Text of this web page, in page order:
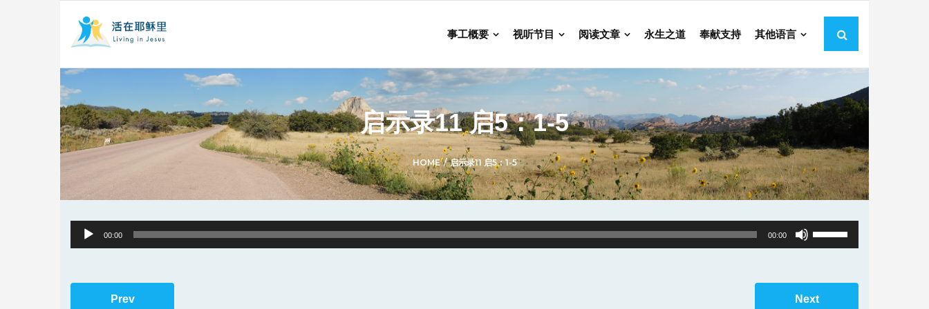
事工概要 视听节目 阅读文章 永生之道 奉献支持 其他语言
启示录11 启5：1-5
HOME/启示录11 启5：1-5
Audio
Player
00:00 00:00
Use
Up/Down
to
Prev Next